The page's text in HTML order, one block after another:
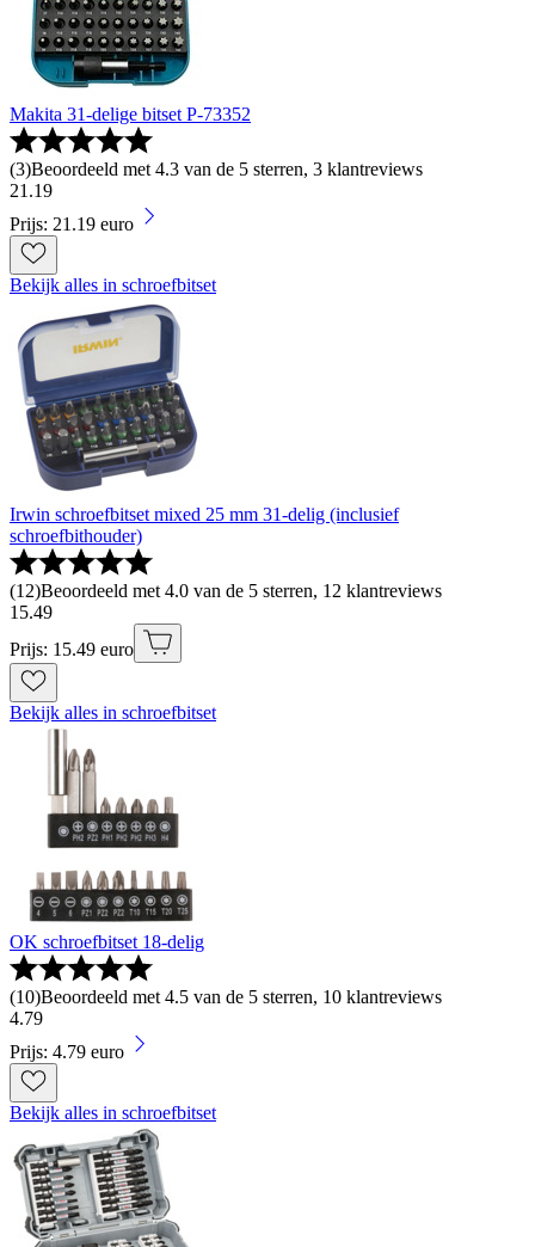
Makita 31-delige bitset P-73352
(3)Beoordeeld met 4.3 van de 5 sterren, 3 klantreviews
21 .19
Prijs: 21.19 euro
Bekijk alles in schroefbitset
Irwin schroefbitset mixed 25 mm 31-delig (inclusief
schroefbithouder)
(12)Beoordeeld met 4.0 van de 5 sterren, 12 klantreviews
15.49
Prijs: 15.49 euro
Bekijk alles in schroefbitset
OK schroefbitset 18-delig
(10)Beoordeeld met 4.5 van de 5 sterren, 10 klantreviews
4.79
Prijs: 4.79 euro
Bekijk alles in schroefbitset